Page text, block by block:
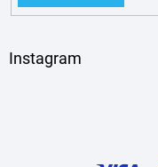
Instagram